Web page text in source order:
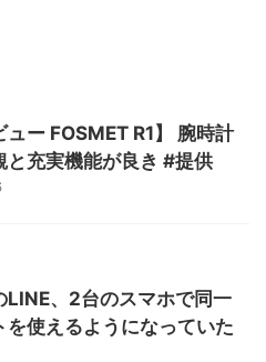
ュー FOSMET R1】 腕時計
と充実機能が良き #提供
、2台のスマホで同一
を使えるようになっていた